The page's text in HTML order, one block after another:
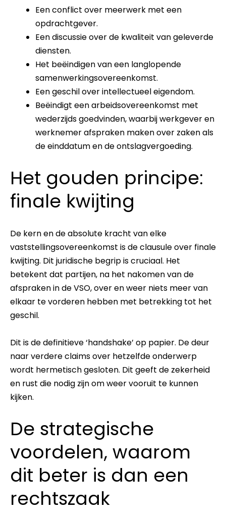
Een conflict over meerwerk met een
opdrachtgever.
Een discussie over de kwaliteit van geleverde
diensten.
Het beëindigen van een langlopende
samenwerkingsovereenkomst.
Een geschil over intellectueel eigendom.
Beëindigt een arbeidsovereenkomst met
wederzijds goedvinden, waarbij werkgever en
werknemer afspraken maken over zaken als
de einddatum en de ontslagvergoeding.
Het gouden principe:
finale kwijting
De kern en de absolute kracht van elke
vaststellingsovereenkomst is de clausule over finale
kwijting. Dit juridische begrip is cruciaal. Het
betekent dat partijen, na het nakomen van de
afspraken in de VSO, over en weer niets meer van
elkaar te vorderen hebben met betrekking tot het
geschil.
Dit is de definitieve ‘handshake’ op papier. De deur
naar verdere claims over hetzelfde onderwerp
wordt hermetisch gesloten. Dit geeft de zekerheid
en rust die nodig zijn om weer vooruit te kunnen
kijken.
De strategische
voordelen, waarom
dit beter is dan een
rechtszaak